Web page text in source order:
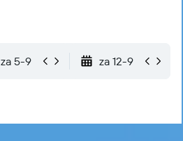
za 5-9 za 12-9